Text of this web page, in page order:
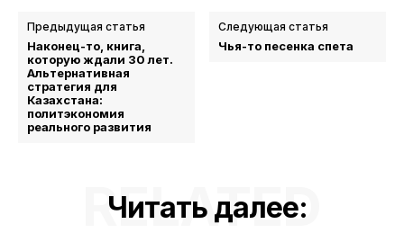
Предыдущая статья
Наконец-то, книга,
которую ждали 30 лет.
Альтернативная
стратегия для
Казахстана:
политэкономия
реального развития
Следующая статья
Чья-то песенка спета
Читать далее:
RELATED